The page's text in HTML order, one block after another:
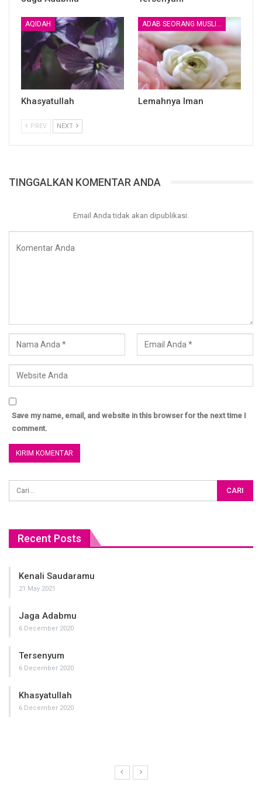
Pimpinan redaksi
Dr. Cut Dewi. ST, MT, MSc
Download bulletin dakwah onlinedi bawah ini !
POSTER 1
AQIDAH
Khasyatullah
ADAB SEORANG MUSLIM
Lemahnya Iman
PREV NEXT
TINGGALKAN KOMENTAR ANDA
Email Anda tidak akan dipublikasi.
Save my name, email, and website in this browser for the next time I
comment.
Recent Posts
Kenali Saudaramu
21 May 2021
Jaga Adabmu
6 December 2020
Tersenyum
6 December 2020
Khasyatullah
6 December 2020